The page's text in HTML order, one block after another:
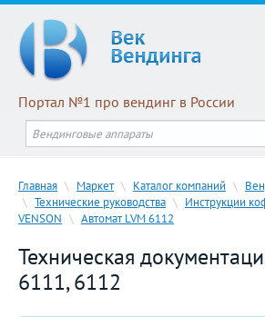
Портал №1 про вендинг в России
Главная \ Маркет \ Каталог компаний \
\ Технические руководства \ Инструкции
VENSON \ Автомат LVM 6112
Техническая
6111, 6112